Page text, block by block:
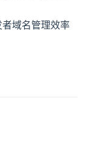
域名管理效率